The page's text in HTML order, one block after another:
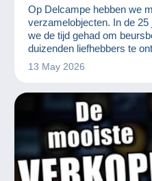
MILITAIR
MUNTEN EN
PARFUM
POSTKAARTEN
SPELLETJES
STRIPVERHALEN
Op Delcampe hebben we
verzamelobjecten. In de
we de tijd gehad om
duizenden liefhebbers te
worden door hetzelfde
13 May 2026